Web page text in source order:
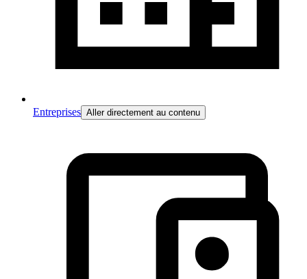
Entreprises Aller directement au contenu